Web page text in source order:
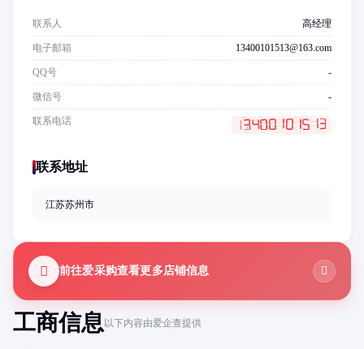
工商信息以下内容由爱企查提供
联系人 高经理
电子邮箱 13400101513@163.com
QQ号 -
微信号 -
联系电话
联系地址
江苏苏州市
前往爱采购查看更多店铺信息